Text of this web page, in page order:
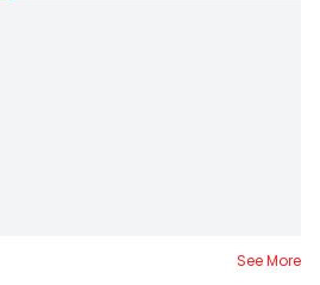
See More